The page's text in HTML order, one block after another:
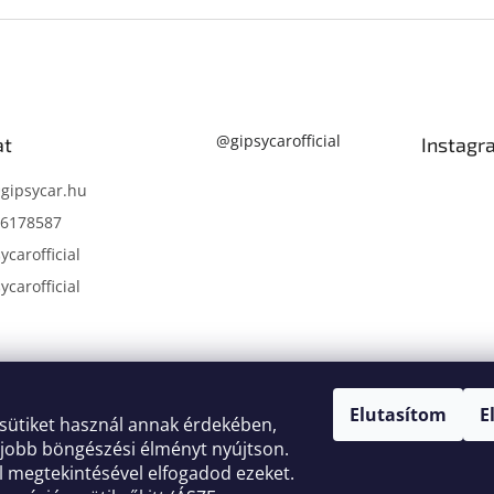
használ annak érdekében,
böngészési élményt nyújtson.
megtekintésével elfogadod ezeket.
Elutasítom
gipsycar.hu
@gipsycarofficial